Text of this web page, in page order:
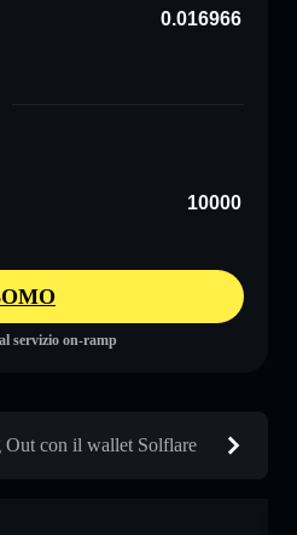
servizio on-ramp
con il wallet Solflare